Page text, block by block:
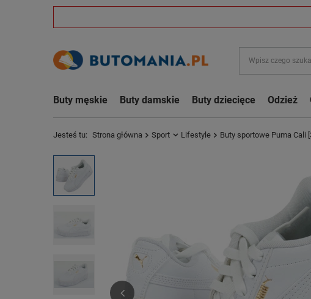
Buty męskie Buty damskie Buty dziecięce Odzież
Jesteś tu: Strona główna Sport Lifestyle Buty sportowe Puma Cali